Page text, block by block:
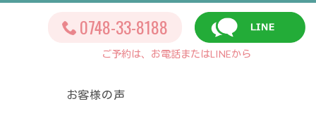
0748-33-8188
ご予約は、お電話またはLINEから
お客様の声